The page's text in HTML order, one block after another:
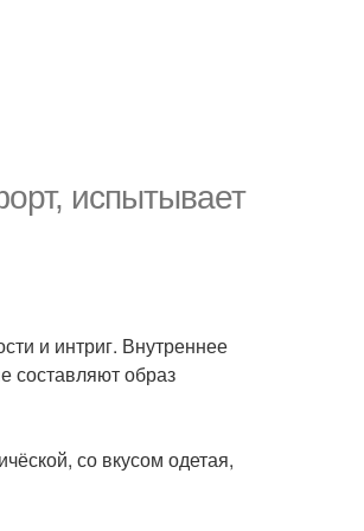
испытывает
и интриг. Внутреннее
составляют образ
со вкусом одетая,